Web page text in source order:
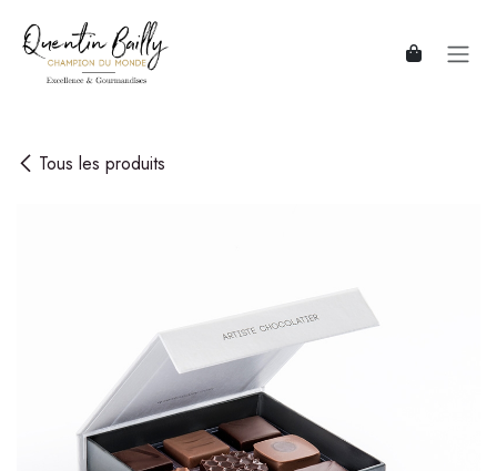
Tous les produits